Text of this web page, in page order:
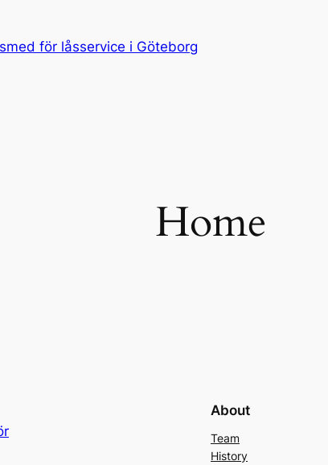
för låsservice i Göteborg
Home
About
Team
History